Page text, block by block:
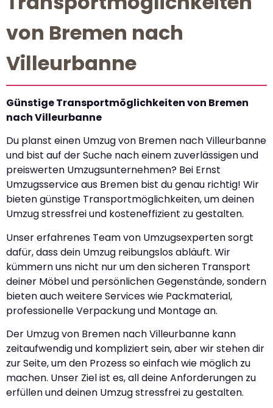
von Bremen nach
Villeurbanne
Günstige Transportmöglichkeiten von Bremen
nach Villeurbanne
Du planst einen Umzug von Bremen nach Villeurbanne
und bist auf der Suche nach einem zuverlässigen und
preiswerten Umzugsunternehmen? Bei Ernst
Umzugsservice aus Bremen bist du genau richtig! Wir
bieten günstige Transportmöglichkeiten, um deinen
Umzug stressfrei und kosteneffizient zu gestalten.
Unser erfahrenes Team von Umzugsexperten sorgt
dafür, dass dein Umzug reibungslos abläuft. Wir
kümmern uns nicht nur um den sicheren Transport
deiner Möbel und persönlichen Gegenstände, sondern
bieten auch weitere Services wie Packmaterial,
professionelle Verpackung und Montage an.
Der Umzug von Bremen nach Villeurbanne kann
zeitaufwendig und kompliziert sein, aber wir stehen dir
zur Seite, um den Prozess so einfach wie möglich zu
machen. Unser Ziel ist es, all deine Anforderungen zu
erfüllen und deinen Umzug stressfrei zu gestalten.